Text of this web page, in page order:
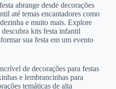
abrange desde decorações
até temas encantadores como
e muito mais. Explore
kits festa infantil
sua festa em um evento
de decorações para festas
e lembrancinhas para
temáticas de alta